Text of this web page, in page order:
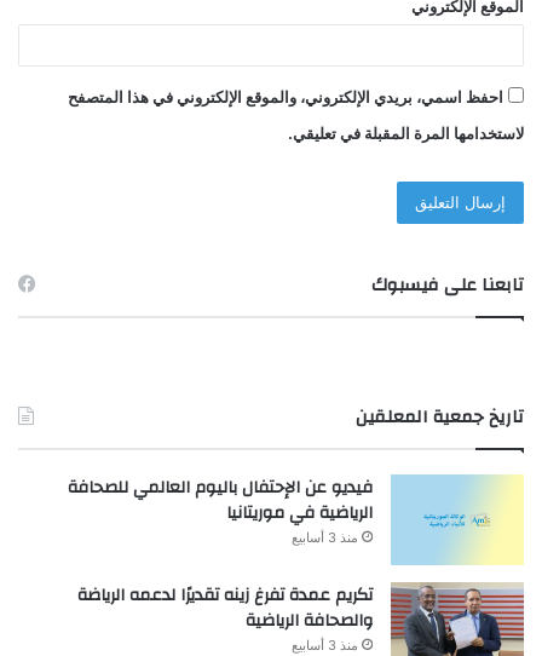
الموقع الإلكتروني
احفظ اسمي، بريدي الإلكتروني، والموقع الإلكتروني في هذا المتصفح
لاستخدامها المرة المقبلة في تعليقي.
تابعنا على فيسبوك
تاريخ جمعية المعلقين
فيديو عن الإحتفال باليوم العالمي للصحافة
الرياضية في موريتانيا
منذ 3 أسابيع
تكريم عمدة تفرغ زينه تقديرًا لدعمه الرياضة
والصحافة الرياضية
منذ 3 أسابيع